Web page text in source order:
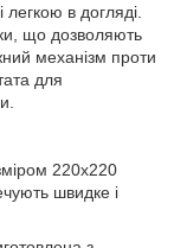
в догляді.
що дозволяють
механізм проти
для
220х220
швидке і